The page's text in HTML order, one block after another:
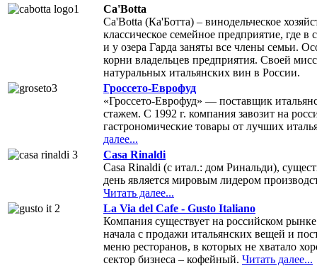
Ca'Botta
Ca'Botta (Ка'Ботта) – винодельческое
классическое семейное предприятие, где
и у озера Гарда заняты все члены семьи.
корни владельцев предприятия. Своей
натуральных итальянских вин в России.
Гроссето-Еврофуд
«Гроссето-Еврофуд» — поставщик
стажем. С 1992 г. компания завозит на
гастрономические товары от лучших
далее...
Casa Rinaldi
Casa Rinaldi (с итал.: дом Ринальди),
день является мировым лидером
Читать далее...
La Via del Cafe - Gusto Italiano
Компания существует на российском
начала с продажи итальянских вещей и
меню ресторанов, в которых не хватало
сектор бизнеса – кофейный. Читать далее...